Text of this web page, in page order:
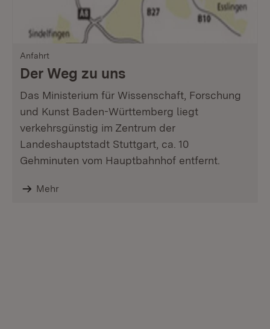
Anfahrt
Der Weg zu uns
Das Ministerium für Wissenschaft, Forschung
und Kunst Baden-Württemberg liegt
verkehrsgünstig im Zentrum der
Landeshauptstadt Stuttgart, ca. 10
Gehminuten vom Hauptbahnhof entfernt.
Mehr